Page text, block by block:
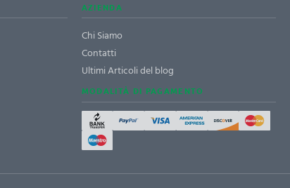
AZIENDA
Chi Siamo
Contatti
Ultimi Articoli del blog
MODALITÀ DI PAGAMENTO